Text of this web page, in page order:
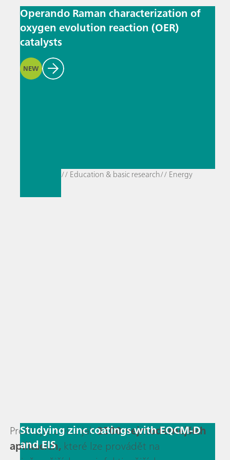
Profitujte z více jak2500 nejmodernějších
aplikacích, které lze provádět na
Operando Raman characterization of
oxygen evolution reaction (OER)
catalysts
NEW
// Education & basic research// Energy
Studying zinc coatings with EQCM-D
and EIS